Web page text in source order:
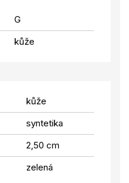
G
kůže
kůže
syntetika
2,50 cm
zelená